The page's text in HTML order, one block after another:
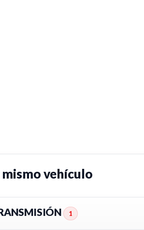
mismo vehículo
1